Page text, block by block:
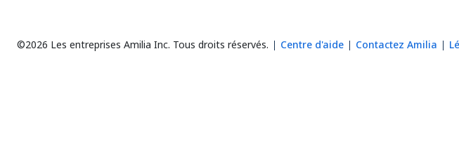
©2026 Les entreprises Amilia Inc. Tous droits réservés. Centre d'aide Contactez Amilia